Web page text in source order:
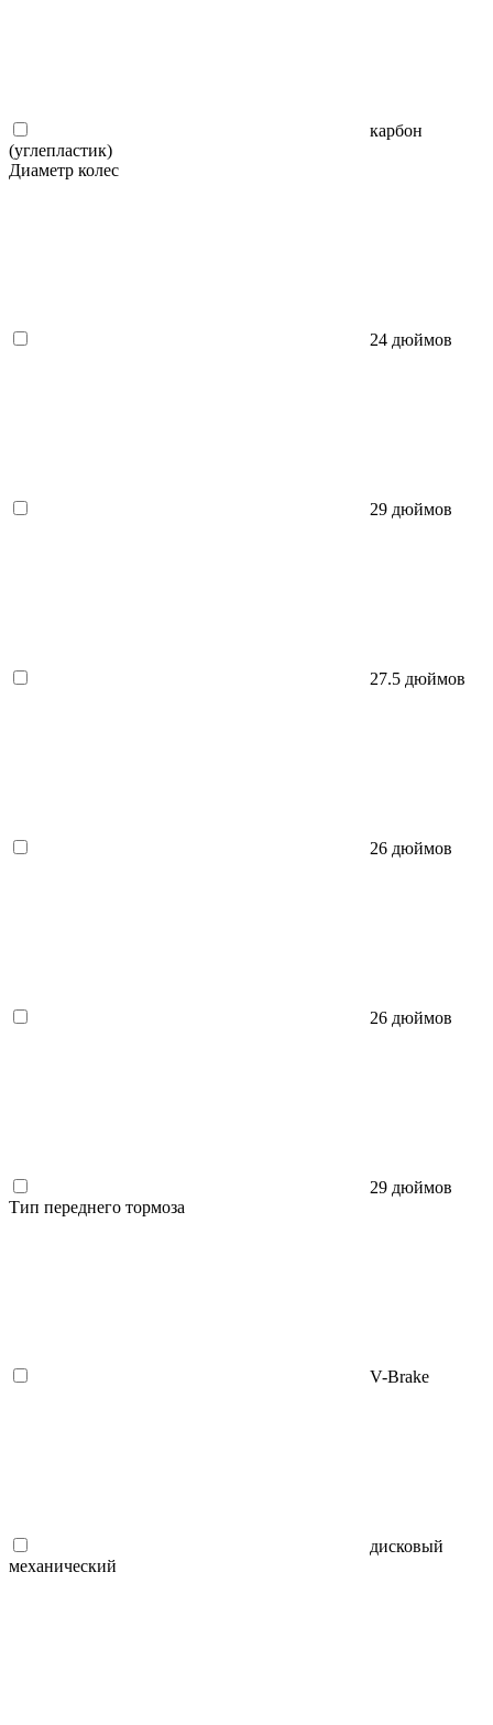
карбон
(углепластик)
Диаметр колес
24 дюймов
29 дюймов
27.5 дюймов
26 дюймов
26 дюймов
29 дюймов
Тип переднего тормоза
V-Brake
дисковый
механический